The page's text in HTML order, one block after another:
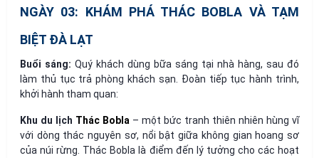
NGÀY 03: KHÁM PHÁ THÁC BOBLA VÀ TẠM
BIỆT ĐÀ LẠT
Buổi sáng: Quý khách dùng bữa sáng tại nhà hàng, sau đó
làm thủ tục trả phòng khách sạn. Đoàn tiếp tục hành trình,
khởi hành tham quan:
Khu du lịch Thác Bobla – một bức tranh thiên nhiên hùng vĩ
với dòng thác nguyên sơ, nổi bật giữa không gian hoang sơ
của núi rừng. Thác Bobla là điểm đến lý tưởng cho các hoạt